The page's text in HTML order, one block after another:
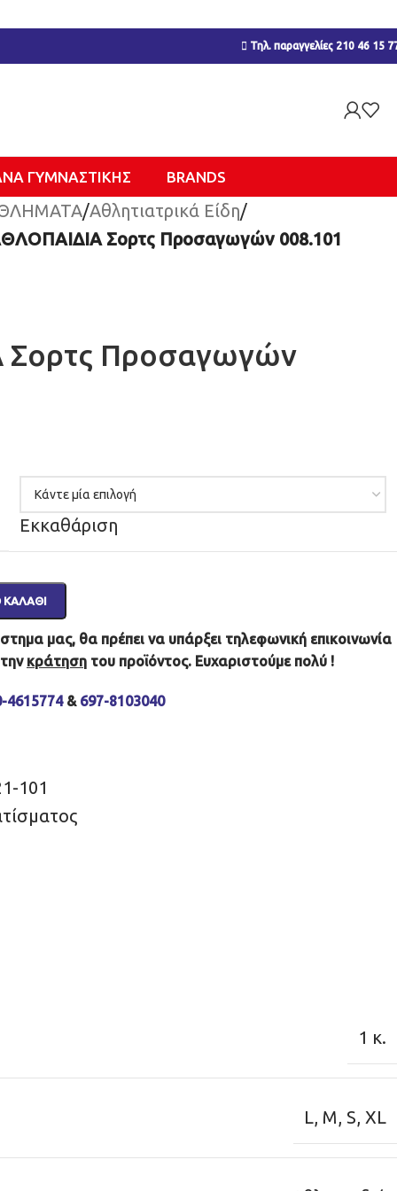
Τηλ. παραγγελίες 210 46 15
ΓΥΜΝΑΣΤΙΚΉΣ BRANDS
/Αθλητιατρικά Είδη/
Σορτς Προσαγωγών 008.101
Προσαγωγών
Εκκαθάριση
μας, θα πρέπει να υπάρξει τηλεφωνική επικοινωνία
κράτηση του προϊόντος. Ευχαριστούμε πολύ !
4615774& 697-8103040
101
1 κ.
L, M, S, XL